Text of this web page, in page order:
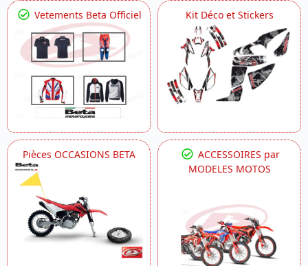
Vetements Beta Officiel Kit Déco et Stickers
Pièces OCCASIONS BETA
ACCESSOIRES par
MODELES MOTOS